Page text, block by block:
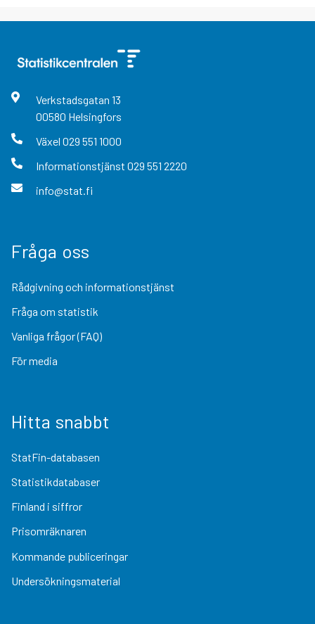
Verkstadsgatan 13
00580 Helsingfors
Växel 029 551 1000
Informationstjänst 029 551 2220
info@stat.fi
Fråga oss
Rådgivning och informationstjänst
Fråga om statistik
Vanliga frågor (FAQ)
För media
Hitta snabbt
StatFin-databasen
Statistikdatabaser
Finland i siffror
Prisomräknaren
Kommande publiceringar
Undersökningsmaterial